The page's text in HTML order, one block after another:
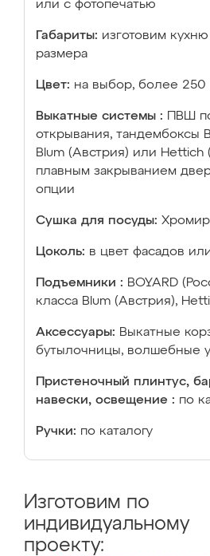
или с фотопечатью
Габариты: изготовим
размера
Цвет: на выбор, более 250
Выкатные системы :
ПВШ
открывания, тандембоксы
Blum (Австрия) или Hettich
плавным закрыванием
опции
Сушка для посуды:
Цоколь: в цвет фасадов
Подъемники : BOYARD
класса Blum (Австрия),
Аксессуары: Выкатные
бутылочницы, волшебные
Пристеночный плинтус,
навески, освещение : по
Ручки: по каталогу
Изготовим по
индивидуальному
проекту: